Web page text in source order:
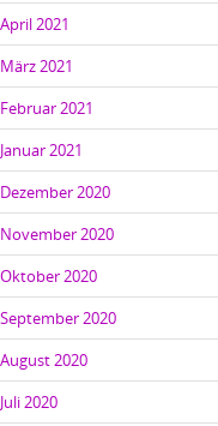
April 2021
März 2021
Februar 2021
Januar 2021
Dezember 2020
November 2020
Oktober 2020
September 2020
August 2020
Juli 2020